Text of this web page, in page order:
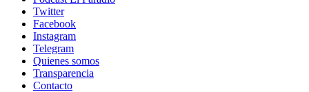
Twitter
Facebook
Instagram
Telegram
Quienes somos
Transparencia
Contacto